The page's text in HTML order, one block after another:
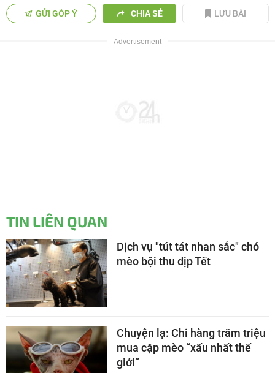
GỬI GÓP Ý CHIA SẺ LƯU BÀI
TIN LIÊN QUAN
Dịch vụ "tút tát nhan sắc" chó
mèo bội thu dịp Tết
Chuyện lạ: Chi hàng trăm triệu
mua cặp mèo “xấu nhất thế
giới”